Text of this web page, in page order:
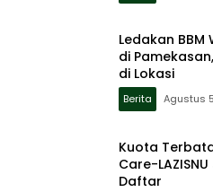
Ledakan
di
di Lokasi
Berita Agustus
Kuota
Care-
Daftar